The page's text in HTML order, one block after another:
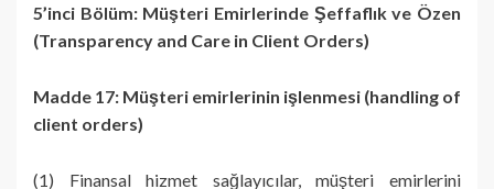
5’inci Bölüm: Müşteri Emirlerinde Şeffaflık ve Özen
(Transparency and Care in Client Orders)
Madde 17: Müşteri emirlerinin işlenmesi (handling of
client orders)
(1) Finansal hizmet sağlayıcılar, müşteri emirlerini